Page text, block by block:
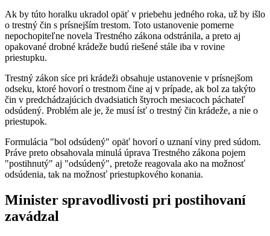
Ak by túto horalku ukradol opäť v priebehu jedného roka, už by išlo
o trestný čin s prísnejším trestom. Toto ustanovenie pomerne
nepochopiteľne novela Trestného zákona odstránila, a preto aj
opakované drobné krádeže budú riešené stále iba v rovine
priestupku.
Trestný zákon síce pri krádeži obsahuje ustanovenie v prísnejšom
odseku, ktoré hovorí o trestnom čine aj v prípade, ak bol za takýto
čin v predchádzajúcich dvadsiatich štyroch mesiacoch páchateľ
odsúdený. Problém ale je, že musí ísť o trestný čin krádeže, a nie o
priestupok.
Formulácia "bol odsúdený" opäť hovorí o uznaní viny pred súdom.
Práve preto obsahovala minulá úprava Trestného zákona pojem
"postihnutý" aj "odsúdený", pretože reagovala ako na možnosť
odsúdenia, tak na možnosť priestupkového konania.
Minister spravodlivosti pri postihovaní
zavádzal